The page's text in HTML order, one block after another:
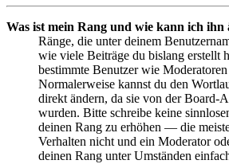
Was ist mein Rang und wie kann ich ihn
Ränge, die unter deinem
wie viele Beiträge du bislang erstellt
bestimmte Benutzer wie
Normalerweise kannst du den
direkt ändern, da sie von der Board-
wurden. Bitte schreibe keine
deinen Rang zu erhöhen — die
Verhalten nicht und ein Moderator
deinen Rang unter Umständen